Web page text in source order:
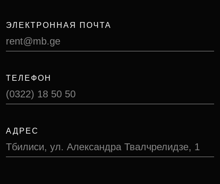
ЭЛЕКТРОННАЯ ПОЧТА
rent@mb.ge
ТЕЛЕФОН
(0322) 18 50 50
АДРЕС
Тбилиси, ул. Александра Твалчрелидзе, 1